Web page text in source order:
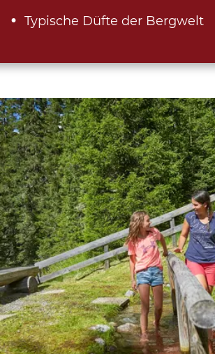
Typische Düfte der Bergwelt